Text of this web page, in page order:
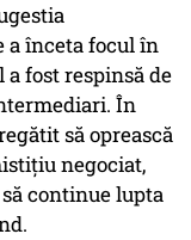
a înceta focul în
fost respinsă de
În
să oprească
negociat,
continue lupta